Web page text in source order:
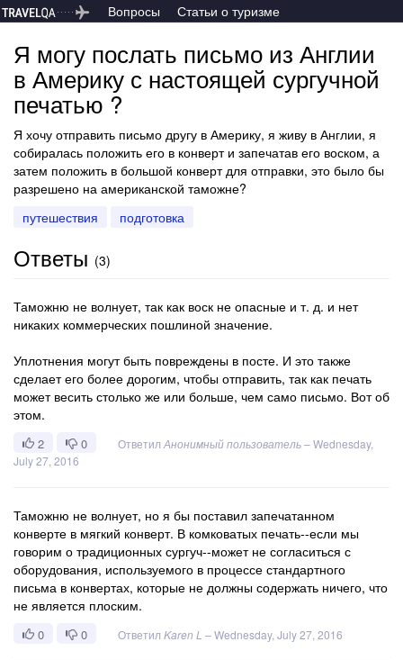
Вопросы Статьи о туризме
Я могу послать письмо из Англии
в Америку с настоящей сургучной
печатью ?
Я хочу отправить письмо другу в Америку, я живу в Англии, я
собиралась положить его в конверт и запечатав его воском, а
затем положить в большой конверт для отправки, это было бы
разрешено на американской таможне?
путешествия
подготовка
Ответы (3)
Таможню не волнует, так как воск не опасные и т. д. и нет
никаких коммерческих пошлиной значение.
Уплотнения могут быть повреждены в посте. И это также
сделает его более дорогим, чтобы отправить, так как печать
может весить столько же или больше, чем само письмо. Вот об
этом.
2 0 Ответил Анонимный пользователь–Wednesday,
July 27, 2016
Таможню не волнует, но я бы поставил запечатанном
конверте в мягкий конверт. В комковатых печать--если мы
говорим о традиционных сургуч--может не согласиться с
оборудования, используемого в процессе стандартного
письма в конвертах, которые не должны содержать ничего, что
не является плоским.
0 0 Ответил Karen L –Wednesday, July 27, 2016